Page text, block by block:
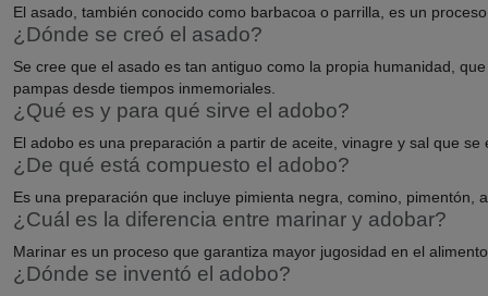
El asado, también conocido como barbacoa o parrilla, es un
¿Dónde se creó el asado?
Se cree que el asado es tan antiguo como la propia humanidad,
pampas desde tiempos inmemoriales.
¿Qué es y para qué sirve el adobo?
El adobo es una preparación a partir de aceite, vinagre y sal que
¿De qué está compuesto el adobo?
Es una preparación que incluye pimienta negra, comino, pimentón,
¿Cuál es la diferencia entre marinar y adobar?
Marinar es un proceso que garantiza mayor jugosidad en el
¿Dónde se inventó el adobo?